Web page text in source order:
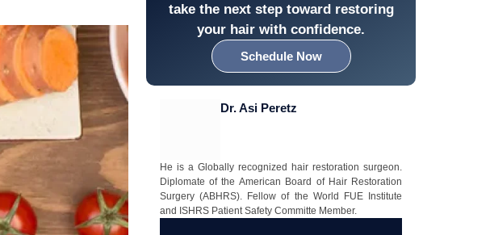
take the next step toward restoring
your hair with confidence.
Schedule Now
Dr. Asi Peretz
He is a Globally recognized hair restoration surgeon.
Diplomate of the American Board of Hair Restoration
Surgery (ABHRS). Fellow of the World FUE Institute
and ISHRS Patient Safety Committe Member.